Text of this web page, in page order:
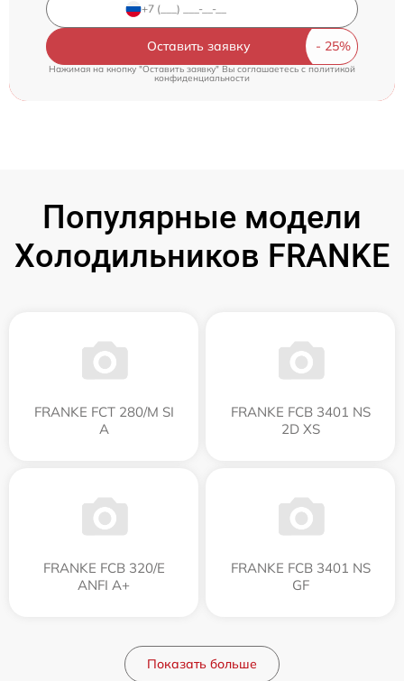
Оставить заявку
Нажимая на кнопку "Оставить заявку" Вы соглашаетесь cполитикой
конфиденциальности
Популярные модели
Холодильников FRANKE
FRANKE FCT 280/M SI
A
FRANKE FCB 3401 NS
2D XS
FRANKE FCB 320/E
ANFI A+
FRANKE FCB 3401 NS
GF
Показать больше